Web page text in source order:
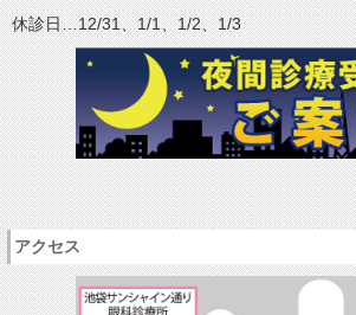
休診日…12/31、1/1、1/2、1/3
アクセス